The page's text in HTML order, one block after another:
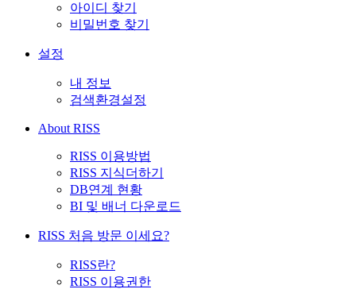
아이디 찾기
비밀번호 찾기
설정
내 정보
검색환경설정
About RISS
RISS 이용방법
RISS 지식더하기
DB연계 현황
BI 및 배너 다운로드
RISS 처음 방문 이세요?
RISS란?
RISS 이용권한